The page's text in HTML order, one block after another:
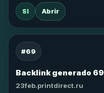
SI Abrir
#69
Backlink generado 69
23feb.printdirect.ru